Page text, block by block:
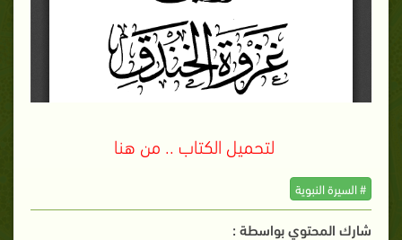
لتحميل الكتاب .. من هنا
# السيرة النبوية
شارك المحتوي بواسطة :